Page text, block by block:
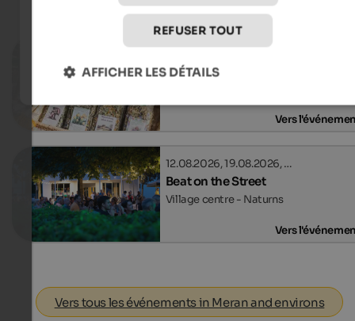
Événementsin Meran and environs
Farmers' market in Ulten
Vers
12.08.2026, 19.08.2026, …
Beat on the Street
Village centre - Naturns
Vers
Vers tous les événements in Meran and environs
REFUSER TOUT
AFFICHER LES DÉTAILS